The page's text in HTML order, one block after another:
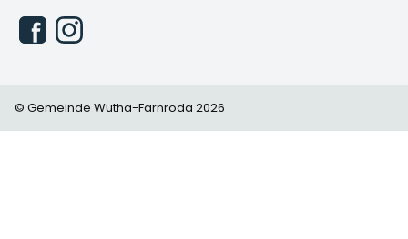
© Gemeinde Wutha-Farnroda 2026